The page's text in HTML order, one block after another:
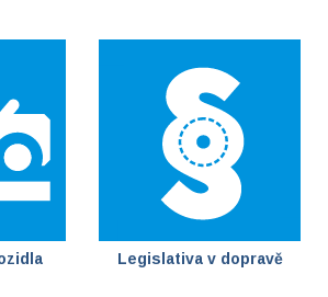
Legislativa v dopravě